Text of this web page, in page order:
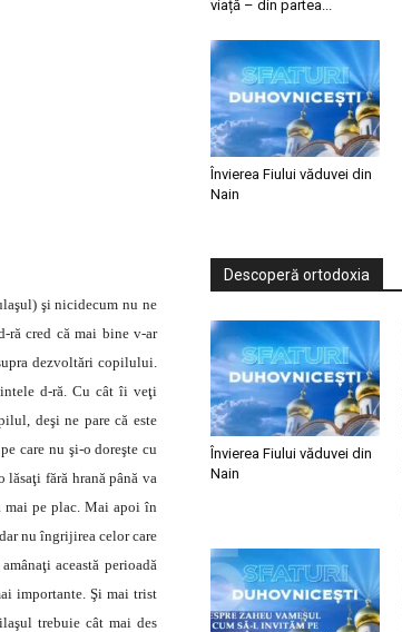
şi nicidecum nu ne
ră cred că mai bine v-ar
dezvoltări copilului.
d-ră. Cu cât îi veţi
deşi ne pare că este
care nu şi-o doreşte cu
fără hrană până va
mai pe plac. Mai apoi în
nu îngrijirea celor care
această perioadă
importante. Şi mai trist
trebuie cât mai des
viață – din partea...
Învierea Fiului văduvei din
Nain
Descoperă ortodoxia
Învierea Fiului văduvei din
Nain